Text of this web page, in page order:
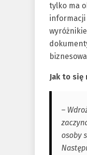
tylko ma
informacji
Jak to się
–
osoby